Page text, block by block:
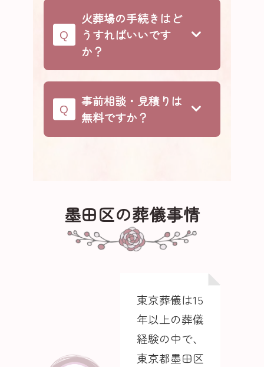
町屋斎場や葛飾区の四ツ木斎場を
使うケースが一般的です。
ある寺院を式場として手配可能で
す。僧侶派遣・式次第組立てまで
一括でサポートいたします。
火葬場の手続きはど
うすればいいです
か？
これら一連の書類作成・申請代行
から火葬場予約まで、東京葬儀が
全て承ります。
死亡届提出後、区役所で「死体
事前相談・見積りは
無料ですか？
墨田区の葬儀事情
東京葬儀は15
年以上の葬儀
経験の中で、
東京都墨田区